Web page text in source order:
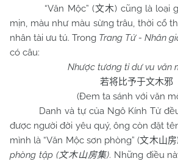
“Văn Mộc” (文木) cũng là loại
mịn, màu như màu sừng trâu, thời cổ
nhân tài ưu tú. Trong Trang Tử - Nhân
có câu:
Nhược tương tỉ dư vu văn
若将比予于文木邪
(Đem ta sánh với văn
Danh và tự của Ngô Kính Tử đều
được người đời yêu quý, ông còn đặt
mình là “Văn Mộc sơn phòng” (文木山房
phòng tập (文木山房集). Những điều